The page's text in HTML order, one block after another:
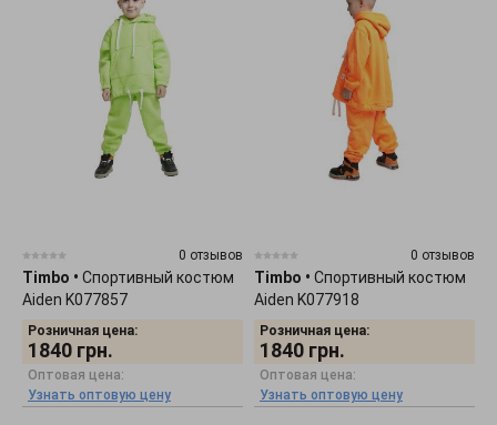
0 отзывов
Timbo • Спортивный костюм
Aiden K077857
Розничная цена:
1840 грн.
Оптовая цена:
Узнать оптовую цену
0 отзывов
Timbo • Спортивный костюм
Aiden K077918
Розничная цена:
1840 грн.
Оптовая цена:
Узнать оптовую цену